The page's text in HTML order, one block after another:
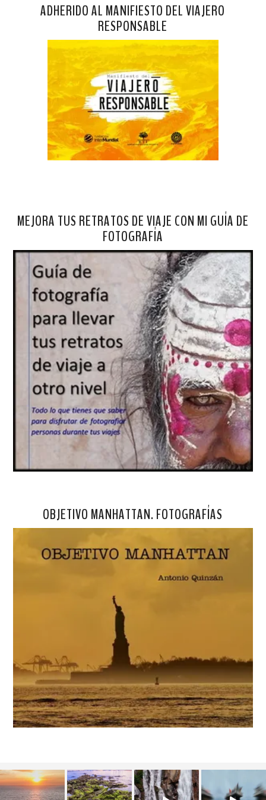
ADHERIDO AL MANIFIESTO DEL VIAJERO
RESPONSABLE
MEJORA TUS RETRATOS DE VIAJE CON MI GUÍA DE
FOTOGRAFÍA
OBJETIVO MANHATTAN. FOTOGRAFÍAS